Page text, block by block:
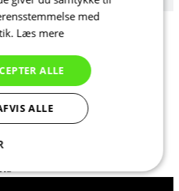
ACTIVE 06 |
med
Læs mere
ALLE
ALLE
Ydeevne Målretning